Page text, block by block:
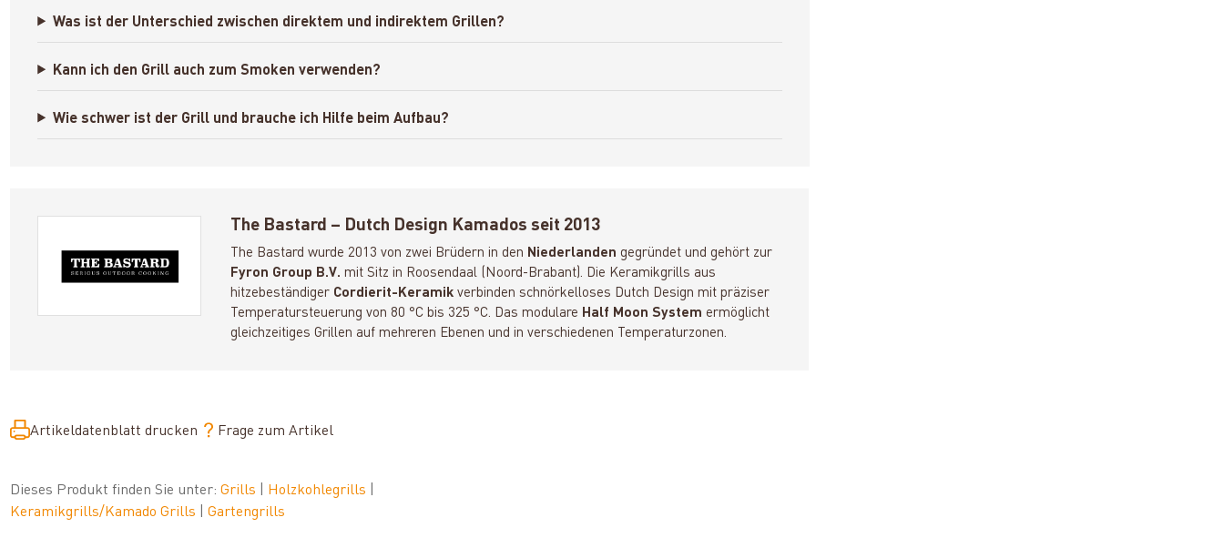
Was ist der Unterschied zwischen direktem und indirektem Grillen?
Kann ich den Grill auch zum Smoken verwenden?
Wie schwer ist der Grill und brauche ich Hilfe beim Aufbau?
The Bastard – Dutch Design Kamados seit 2013
The Bastard wurde 2013 von zwei Brüdern in den Niederlanden gegründet und gehört zur
Fyron Group B.V. mit Sitz in Roosendaal (Noord-Brabant). Die Keramikgrills aus
hitzebeständiger Cordierit-Keramik verbinden schnörkelloses Dutch Design mit präziser
Temperatursteuerung von 80 °C bis 325 °C. Das modulare Half Moon System ermöglicht
gleichzeitiges Grillen auf mehreren Ebenen und in verschiedenen Temperaturzonen.
Artikeldatenblatt drucken Frage zum Artikel
Dieses Produkt finden Sie unter:Grills Holzkohlegrills
Keramikgrills/Kamado Grills
|Gartengrills